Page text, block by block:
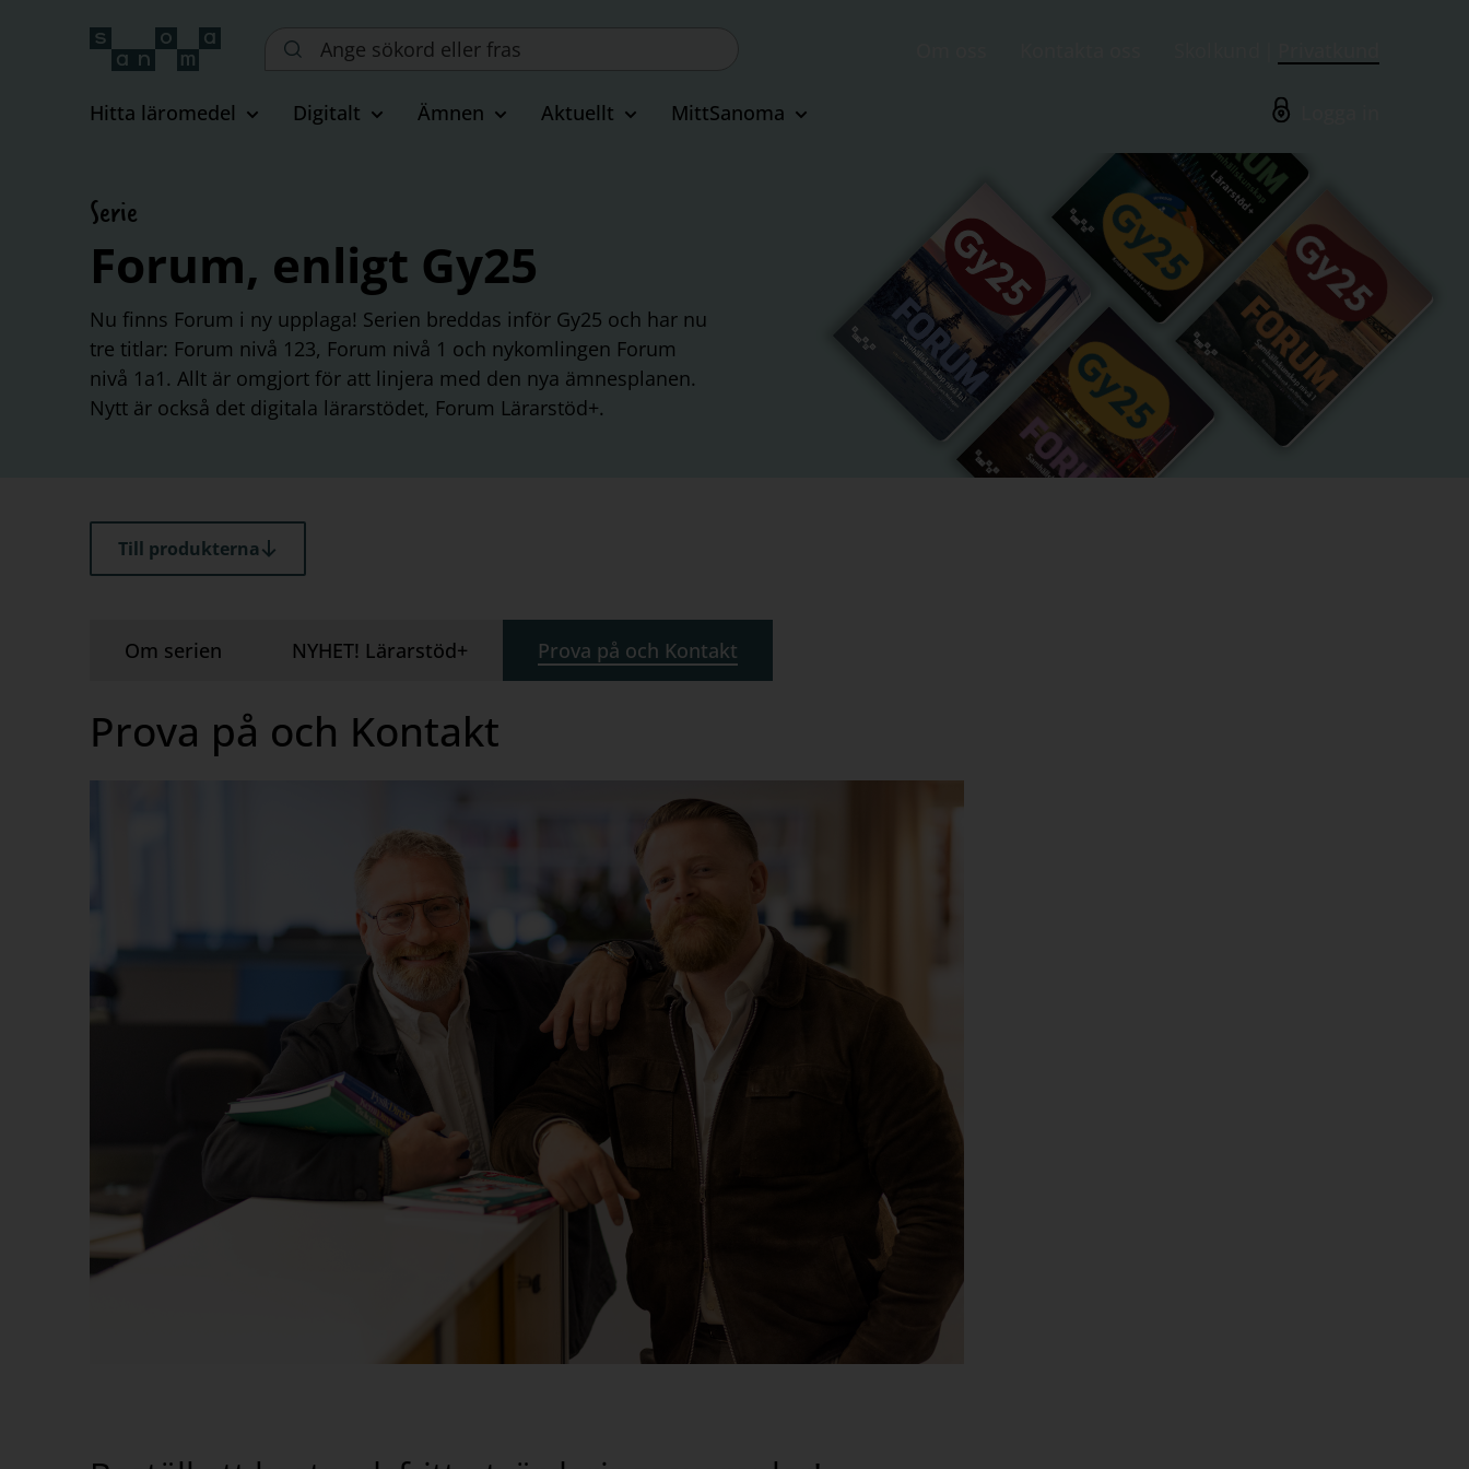
Sök
webbplatsen::
Hitta läromedel Digitalt Ämnen Aktuellt MittSanoma
Serie
Forum, enligt Gy25
Nu finns Forum i ny upplaga! Serien breddas inför Gy25 och har nu
tre titlar: Forum nivå 123, Forum nivå 1 och nykomlingen Forum
nivå 1a1. Allt är omgjort för att linjera med den nya ämnesplanen.
Nytt är också det digitala lärarstödet, Forum Lärarstöd+.
Till produkterna
Om serien NYHET! Lärarstöd+ Prova på och Kontakt
Prova på och Kontakt